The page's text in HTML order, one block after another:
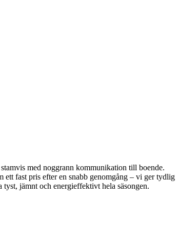
med noggrann kommunikation till boende.
ett fast pris efter en snabb genomgång – vi ger tydlig
jämnt och energieffektivt hela säsongen.